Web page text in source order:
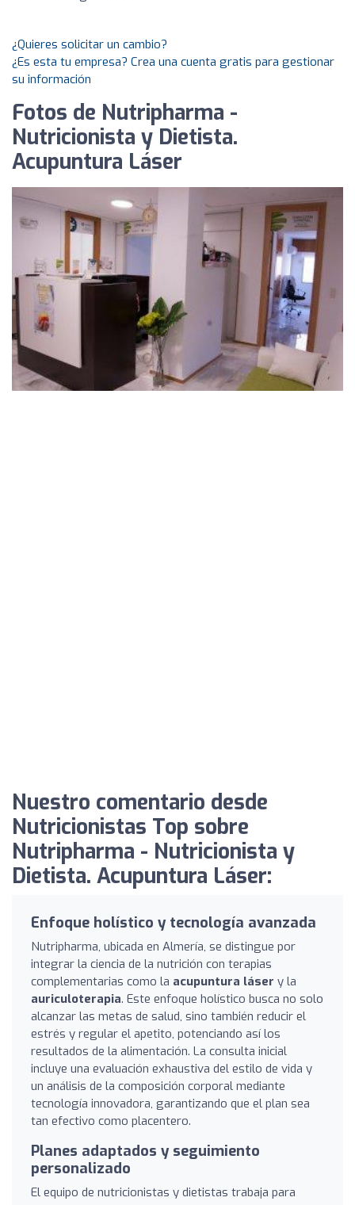
¿Quieres solicitar un cambio?
¿Es esta tu empresa? Crea una cuenta gratis para gestionar
su información
Fotos de Nutripharma -
Nutricionista y Dietista.
Acupuntura Láser
Nuestro comentario desde
Nutricionistas Top sobre
Nutripharma - Nutricionista y
Dietista. Acupuntura Láser:
Enfoque holístico y tecnología avanzada
Nutripharma, ubicada en Almería, se distingue por
integrar la ciencia de la nutrición con terapias
complementarias como la acupuntura láser y la
auriculoterapia. Este enfoque holístico busca no solo
alcanzar las metas de salud, sino también reducir el
estrés y regular el apetito, potenciando así los
resultados de la alimentación. La consulta inicial
incluye una evaluación exhaustiva del estilo de vida y
un análisis de la composición corporal mediante
tecnología innovadora, garantizando que el plan sea
tan efectivo como placentero.
Planes adaptados y seguimiento
personalizado
El equipo de nutricionistas y dietistas trabaja para